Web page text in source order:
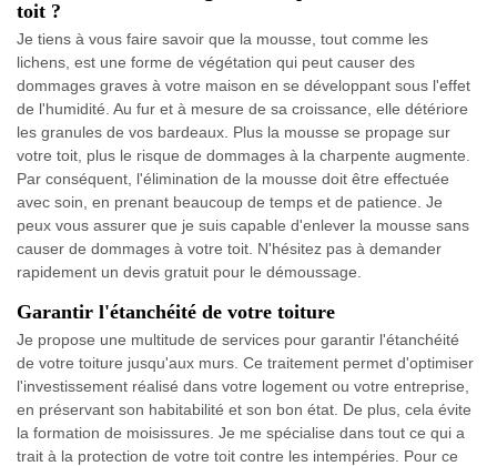
toit ?
Je tiens à vous faire savoir que la mousse, tout comme les
lichens, est une forme de végétation qui peut causer des
dommages graves à votre maison en se développant sous l'effet
de l'humidité. Au fur et à mesure de sa croissance, elle détériore
les granules de vos bardeaux. Plus la mousse se propage sur
votre toit, plus le risque de dommages à la charpente augmente.
Par conséquent, l'élimination de la mousse doit être effectuée
avec soin, en prenant beaucoup de temps et de patience. Je
peux vous assurer que je suis capable d'enlever la mousse sans
causer de dommages à votre toit. N'hésitez pas à demander
rapidement un devis gratuit pour le démoussage.
Garantir l'étanchéité de votre toiture
Je propose une multitude de services pour garantir l'étanchéité
de votre toiture jusqu'aux murs. Ce traitement permet d'optimiser
l'investissement réalisé dans votre logement ou votre entreprise,
en préservant son habitabilité et son bon état. De plus, cela évite
la formation de moisissures. Je me spécialise dans tout ce qui a
trait à la protection de votre toit contre les intempéries. Pour ce